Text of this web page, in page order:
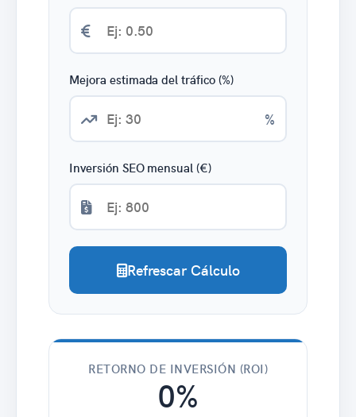
Mejora estimada del tráfico (%)
%
Inversión SEO mensual (€)
Refrescar Cálculo
RETORNO DE INVERSIÓN (ROI)
0%